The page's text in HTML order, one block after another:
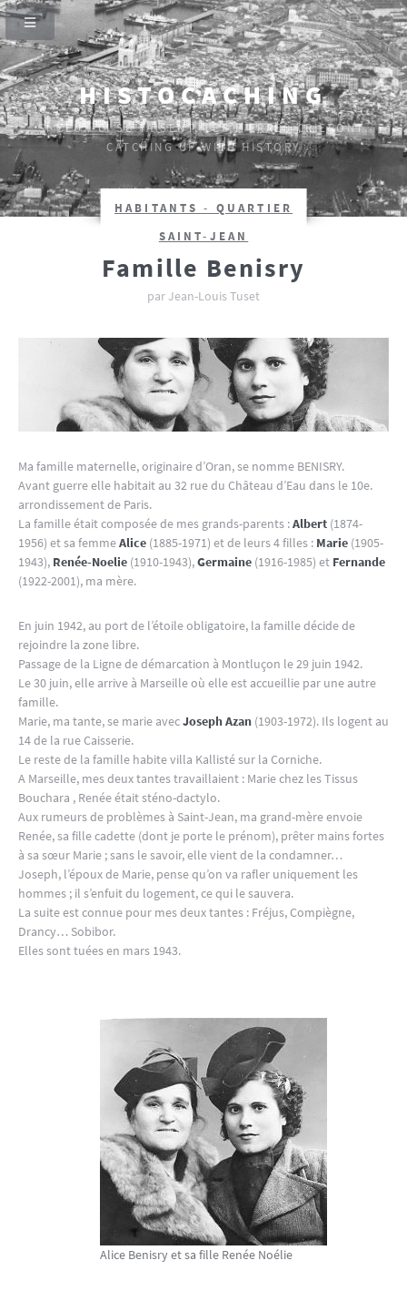
HISTOCACHING
SI CEUX-CI SE TAISENT, LES PIERRES CRIERONT.
CATCHING UP WITH HISTORY
HABITANTS - QUARTIER
SAINT-JEAN
Famille Benisry
par Jean-Louis Tuset
Ma famille maternelle, originaire d’Oran, se nomme BENISRY.
Avant guerre elle habitait au 32 rue du Château d’Eau dans le 10e.
arrondissement de Paris.
La famille était composée de mes grands-parents :Albert (1874-
1956) et sa femmeAlice (1885-1971) et de leurs 4 filles : Marie (1905-
1943), Renée-Noelie (1910-1943),Germaine (1916-1985) et Fernande
(1922-2001), ma mère.
En juin 1942, au port de l’étoile obligatoire, la famille décide de
rejoindre la zone libre.
Passage de la Ligne de démarcation à Montluçon le 29 juin 1942.
Le 30 juin, elle arrive à Marseille où elle est accueillie par une autre
famille.
Marie, ma tante, se marie avecJoseph Azan (1903-1972). Ils logent au
14 de la rue Caisserie.
Le reste de la famille habite villa Kallisté sur la Corniche.
A Marseille, mes deux tantes travaillaient : Marie chez les Tissus
Bouchara , Renée était sténo-dactylo.
Aux rumeurs de problèmes à Saint-Jean, ma grand-mère envoie
Renée, sa fille cadette (dont je porte le prénom), prêter mains fortes
à sa sœur Marie ; sans le savoir, elle vient de la condamner…
Joseph, l’époux de Marie, pense qu’on va rafler uniquement les
hommes ; il s’enfuit du logement, ce qui le sauvera.
La suite est connue pour mes deux tantes : Fréjus, Compiègne,
Drancy… Sobibor.
Elles sont tuées en mars 1943.
Alice Benisry et sa fille Renée Noélie